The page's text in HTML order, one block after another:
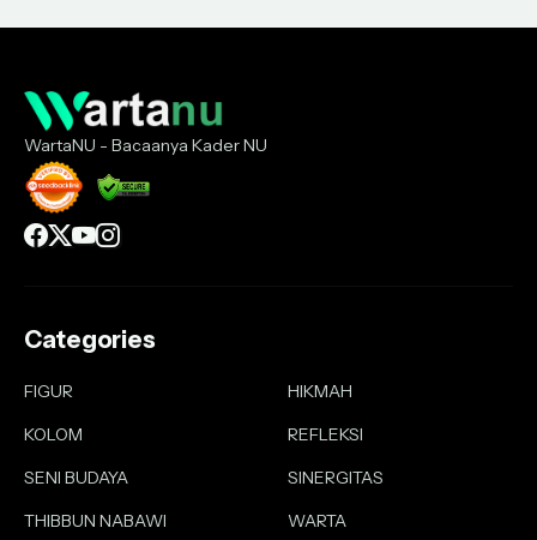
WartaNU - Bacaanya Kader NU
Categories
FIGUR
HIKMAH
KOLOM
REFLEKSI
SENI BUDAYA
SINERGITAS
THIBBUN NABAWI
WARTA